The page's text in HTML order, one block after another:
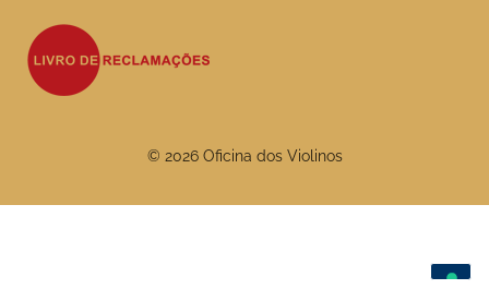
© 2026 Oficina dos Violinos